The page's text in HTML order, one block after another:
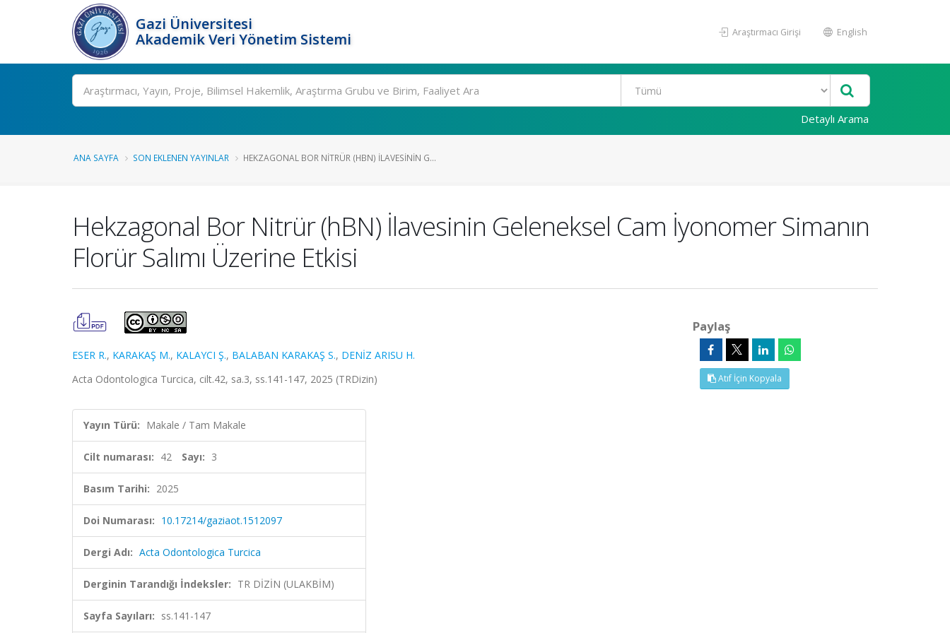
Gazi Üniversitesi
Akademik Veri Yönetim Sistemi
Araştırmacı Girişi English
Ara
Detaylı Arama
ANA SAYFA SON EKLENEN YAYINLAR HEKZAGONAL BOR NITRÜR (HBN) İLAVESININ G...
Hekzagonal Bor Nitrür (hBN) İlavesinin Geleneksel Cam İyonomer Simanın
Florür Salımı Üzerine Etkisi
ESER R., KARAKAŞ M., KALAYCI Ş., BALABAN KARAKAŞ S., DENİZ ARISU H.
Acta Odontologica Turcica, cilt.42, sa.3, ss.141-147, 2025 (TRDizin)
Yayın Türü: Makale / Tam Makale
Cilt numarası: 42 Sayı: 3
Basım Tarihi: 2025
Doi Numarası: 10.17214/gaziaot.1512097
Dergi Adı: Acta Odontologica Turcica
Derginin Tarandığı İndeksler: TR DİZİN (ULAKBİM)
Sayfa Sayıları: ss.141-147
Paylaş
Atıf İçin Kopyala